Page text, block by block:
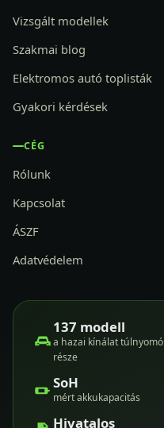
Vizsgált modellek
Szakmai blog
Elektromos autó toplisták
Gyakori kérdések
CÉG
Rólunk
Kapcsolat
ÁSZF
Adatvédelem
137 modell
a hazai kínálat túlnyomó
része
SoH
mért akkukapacitás
Hivatalos